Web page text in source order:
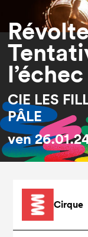
l’échec
CIE LES
PÂLE
ven
Cirque